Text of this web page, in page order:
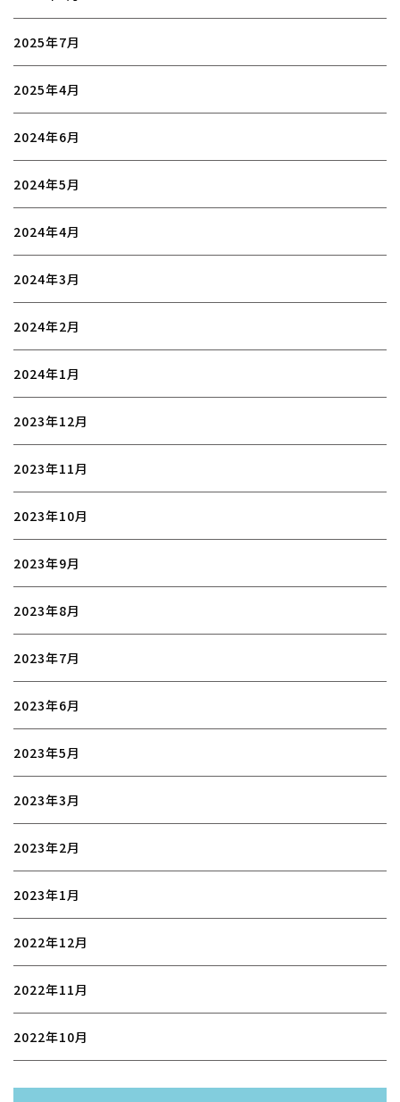
2025年7月
2025年4月
2024年6月
2024年5月
2024年4月
2024年3月
2024年2月
2024年1月
2023年12月
2023年11月
2023年10月
2023年9月
2023年8月
2023年7月
2023年6月
2023年5月
2023年3月
2023年2月
2023年1月
2022年12月
2022年11月
2022年10月